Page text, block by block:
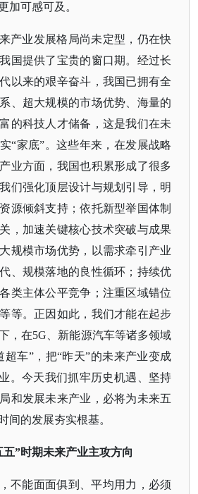
加可感可及。
产业发展格局尚未定型，仍在快
国提供了宝贵的窗口期。经过长
以来的艰辛奋斗，我国已拥有全
、超大规模的市场优势、海量的
的科技人才储备，这是我们在未
“家底”。这些年来，在发展战略
业方面，我国也积累形成了很多
们强化顶层设计与规划引导，明
源倾斜支持；依托新型举国体制
，加速关键核心技术突破与成果
规模市场优势，以需求牵引产业
、规模落地的良性循环；持续优
类主体公平竞争；注重区域错位
等。正因如此，我们才能在起步
，在5G、新能源汽车等诸多领域
超车”，把“昨天”的未来产业变成
。今天我们抓牢历史机遇、坚持
和发展未来产业，必将为未来五
间的发展夯实根基。
五”时期未来产业主攻方向
不能面面俱到、平均用力，必须